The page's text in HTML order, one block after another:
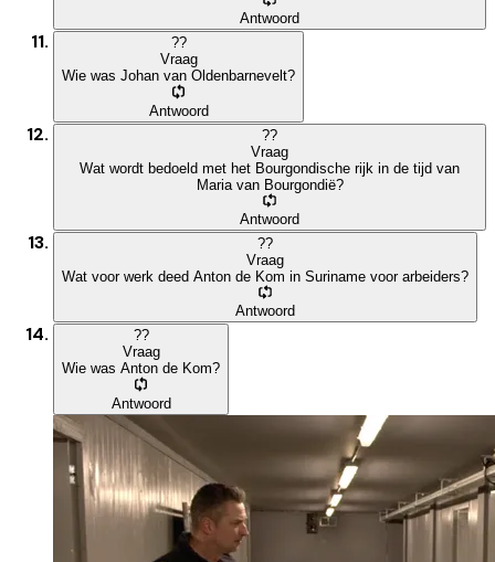
Antwoord
??
Vraag
Wie was Johan van Oldenbarnevelt?
Antwoord
??
Vraag
Wat wordt bedoeld met het Bourgondische rijk in de tijd van
Maria van Bourgondië?
Antwoord
??
Vraag
Wat voor werk deed Anton de Kom in Suriname voor arbeiders?
Antwoord
??
Vraag
Wie was Anton de Kom?
Antwoord